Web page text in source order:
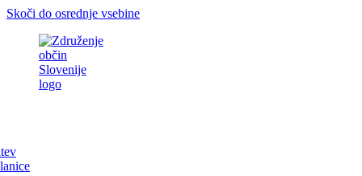
Skoči do osrednje vsebine